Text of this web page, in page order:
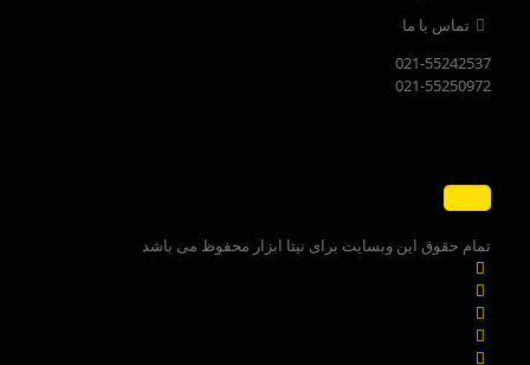
تماس با ما
021-55242537
021-55250972
تمام حقوق این وبسایت برای نیتا ابزار محفوظ می باشد